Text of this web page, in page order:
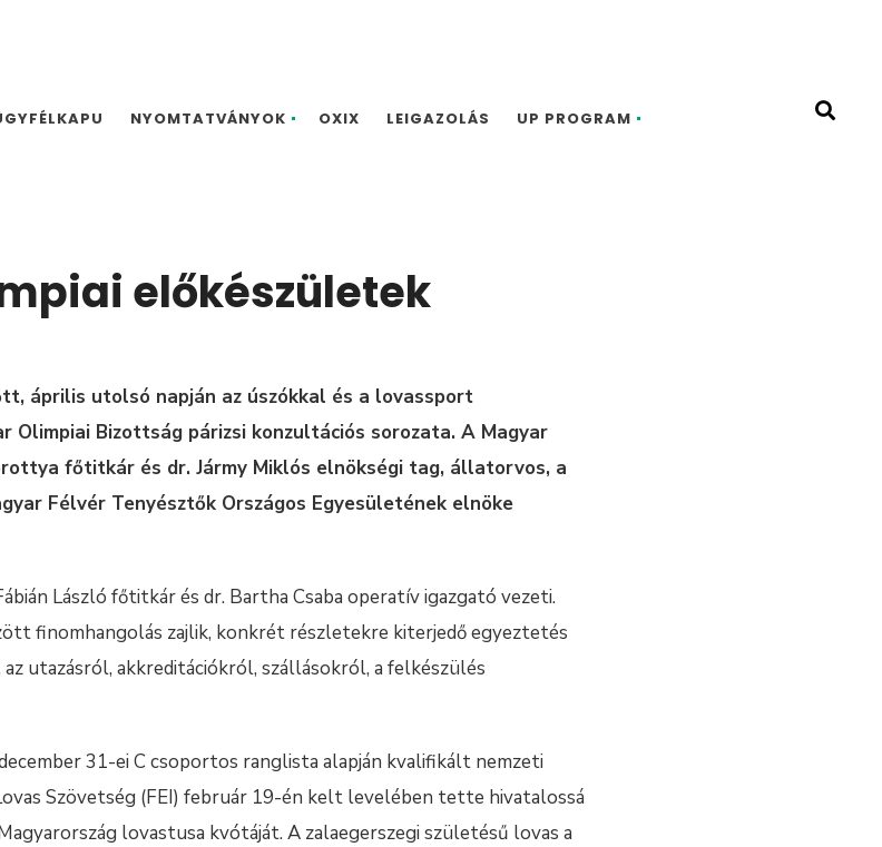
NYOMTATVÁNYOK OXIX LEIGAZOLÁS UP PROGRAM
előkészületek
április utolsó napján az úszókkal és a lovassport
Bizottság párizsi konzultációs sorozata. A Magyar
főtitkár és dr. Jármy Miklós elnökségi tag, állatorvos, a
Félvér Tenyésztők Országos Egyesületének elnöke
László főtitkár és dr. Bartha Csaba operatív igazgató vezeti.
finomhangolás zajlik, konkrét részletekre kiterjedő egyeztetés
utazásról, akkreditációkról, szállásokról, a felkészülés
31-ei C csoportos ranglista alapján kvalifikált nemzeti
Szövetség (FEI) február 19-én kelt levelében tette hivatalossá
lovastusa kvótáját. A zalaegerszegi születésű lovas a